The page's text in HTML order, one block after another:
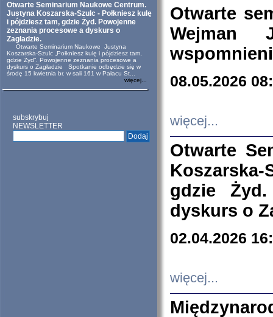
Otwarte Seminarium Naukowe Centrum.
Justyna Koszarska-Szulc - Połkniesz kulę
i pójdziesz tam, gdzie Żyd. Powojenne
zeznania procesowe a dyskurs o
Zagładzie.
Otwarte Seminarium Naukowe Justyna
Koszarska-Szulc „Połkniesz kulę i pójdziesz tam,
gdzie Żyd”. Powojenne zeznania procesowe a
dyskurs o Zagładzie Spotkanie odbędzie się w
środę 15 kwietnia br. w sali 161 w Pałacu St...
więcej...
subskrybuj
NEWSLETTER
Otwarte
Wejman
08.05.2026
więcej...
Otwarte
Koszarska-
gdzie
dyskurs o
02.04.2026
więcej...